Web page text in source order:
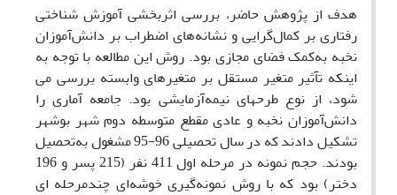
هدف از پژوهش حاضر، بررسی اثربخشی آموزش شناختی
رفتاری بر کمال‌گرایی و نشانه‌های اضطراب بر دانش‌آموزان
نخبه ‌به‌کمک فضای مجازی بود. روش این مطالعه با توجه به
اینکه تآثیر متغیر مستقل بر متغیرهای وابسته بررسی می
شود، از نوع طرح­های نیمه‌آزمایشی بود. جامعه آماری را
دانش‌آموزان نخبه ‌و عادی مقطع متوسطه دوم شهر بوشهر
تشکیل دادند که در سال تحصیلی 96-95 مشغول به‌تحصیل
بودند. حجم نمونه در مرحله اول 411 نفر (215 پسر و 196
دختر) بود که با روش نمونه‌گیری خوشه‌ای چندمرحله ای